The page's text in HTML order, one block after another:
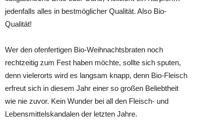
jedenfalls alles in bestmöglicher Qualität. Also Bio-
Qualität!
Wer den ofenfertigen Bio-Weihnachtsbraten noch
rechtzeitig zum Fest haben möchte, sollte sich sputen,
denn vielerorts wird es langsam knapp, denn Bio-Fleisch
erfreut sich in diesem Jahr einer so großen Beliebtheit
wie nie zuvor. Kein Wunder bei all den Fleisch- und
Lebensmittelskandalen der letzten Jahre.